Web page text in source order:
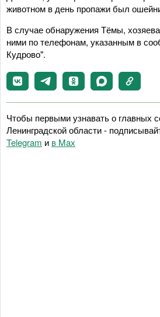
животном в день пропажи был
В случае обнаружения Тёмы,
ними по телефонам, указанным в
Кудрово".
Чтобы первыми узнавать о главных
Ленинградской области -
Telegram и в Maх